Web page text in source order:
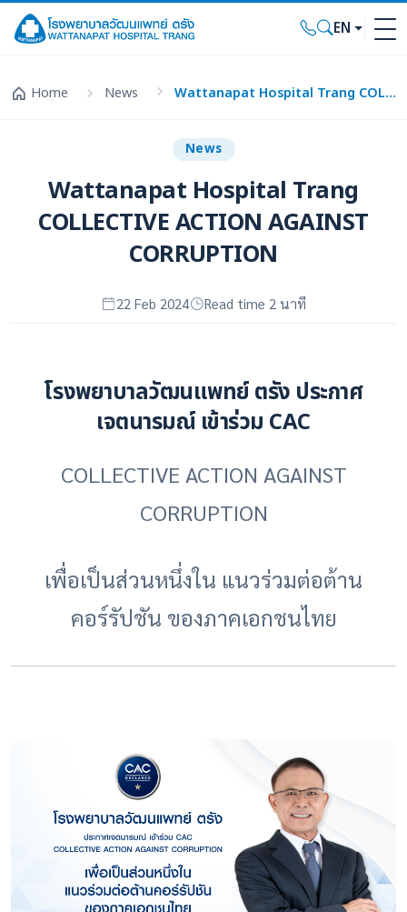
EN
Home News Wattanapat Hospital Trang COLLECTIVE ACTION AGAINST CORRUPTION
News
Wattanapat Hospital Trang
COLLECTIVE ACTION AGAINST
CORRUPTION
22 Feb 2024 Read time 2 นาที
โรงพยาบาลวัฒนแพทย์ ตรัง ประกาศ
เจตนารมณ์ เข้าร่วม CAC
COLLECTIVE ACTION AGAINST
CORRUPTION
เพื่อเป็นส่วนหนึ่งใน แนวร่วมต่อต้าน
คอร์รัปชัน ของภาคเอกชนไทย